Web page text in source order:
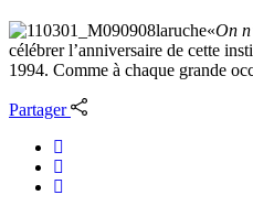
«On
célébrer l’anniversaire de cette
1994. Comme à chaque grande
Partager